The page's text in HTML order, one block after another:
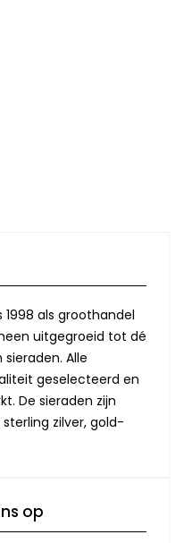
als groothandel
uitgegroeid tot dé
Alle
geselecteerd en
De sieraden zijn
zilver, gold-
op